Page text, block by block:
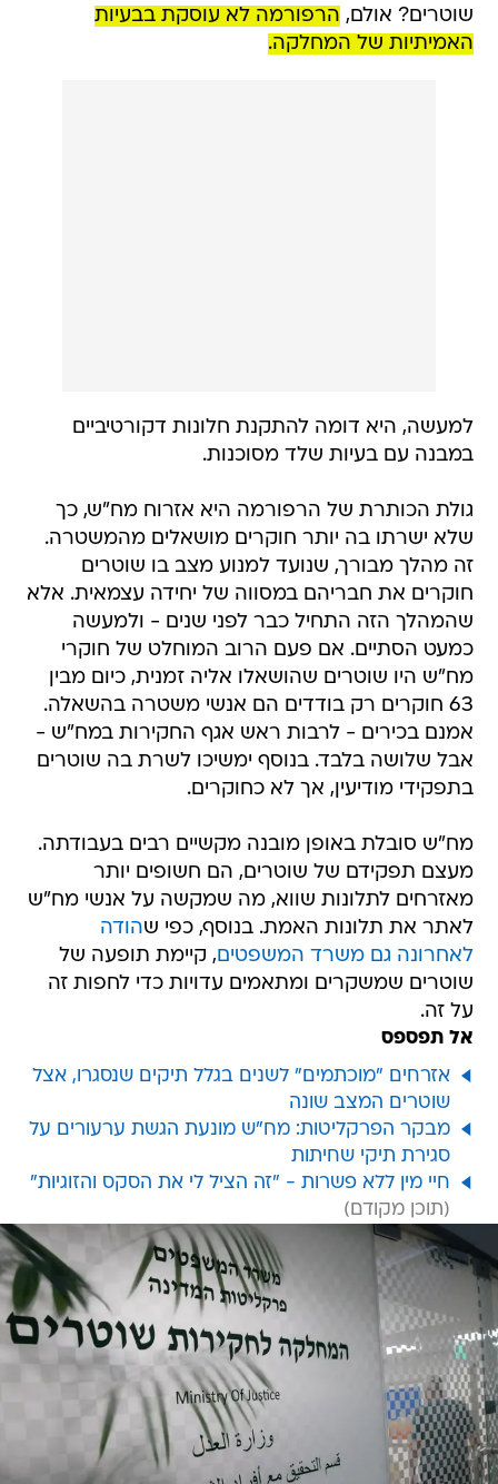
שוטרים? אולם, הרפורמה לא עוסקת בבעיות
האמיתיות של המחלקה.
למעשה, היא דומה להתקנת חלונות דקורטיביים
במבנה עם בעיות שלד מסוכנות.
גולת הכותרת של הרפורמה היא אזרוח מח"ש, כך
שלא ישרתו בה יותר חוקרים מושאלים מהמשטרה.
זה מהלך מבורך, שנועד למנוע מצב בו שוטרים
חוקרים את חבריהם במסווה של יחידה עצמאית. אלא
שהמהלך הזה התחיל כבר לפני שנים - ולמעשה
כמעט הסתיים. אם פעם הרוב המוחלט של חוקרי
מח"ש היו שוטרים שהושאלו אליה זמנית, כיום מבין
63 חוקרים רק בודדים הם אנשי משטרה בהשאלה.
אמנם בכירים - לרבות ראש אגף החקירות במח"ש -
אבל שלושה בלבד. בנוסף ימשיכו לשרת בה שוטרים
בתפקידי מודיעין, אך לא כחוקרים.
מח"ש סובלת באופן מובנה מקשיים רבים בעבודתה.
מעצם תפקידם של שוטרים, הם חשופים יותר
מאזרחים לתלונות שווא, מה שמקשה על אנשי מח"ש
לאתר את תלונות האמת. בנוסף, כפי שהודה
לאחרונה גם משרד המשפטים, קיימת תופעה של
שוטרים שמשקרים ומתאמים עדויות כדי לחפות זה
על זה.
אל תפספס
אזרחים "מוכתמים" לשנים בגלל תיקים שנסגרו, אצל
שוטרים המצב שונה
מבקר הפרקליטות: מח"ש מונעת הגשת ערעורים על
סגירת תיקי שחיתות
חיי מין ללא פשרות - "זה הציל לי את הסקס והזוגיות"